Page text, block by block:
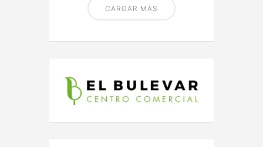
CARGAR MÁS